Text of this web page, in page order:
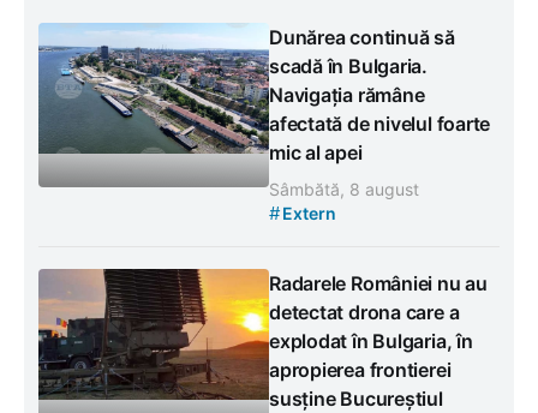
Dunărea continuă să
scadă în Bulgaria.
Navigația rămâne
afectată de nivelul foarte
mic al apei
Sâmbătă, 8 august
#Extern
Radarele României nu au
detectat drona care a
explodat în Bulgaria, în
apropierea frontierei
susține Bucureștiul